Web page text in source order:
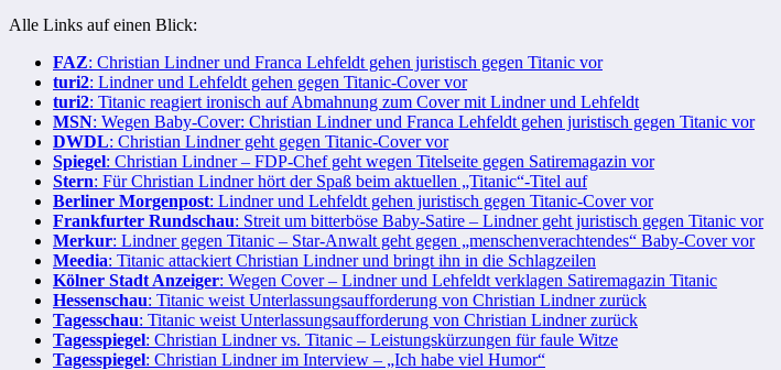
Alle Links auf einen Blick:
FAZ: Christian Lindner und Franca Lehfeldt gehen juristisch gegen Titanic vor
turi2: Lindner und Lehfeldt gehen gegen Titanic-Cover vor
turi2: Titanic reagiert ironisch auf Abmahnung zum Cover mit Lindner und Lehfeldt
MSN: Wegen Baby-Cover: Christian Lindner und Franca Lehfeldt gehen juristisch gegen Titanic vor
DWDL: Christian Lindner geht gegen Titanic-Cover vor
Spiegel: Christian Lindner – FDP-Chef geht wegen Titelseite gegen Satiremagazin vor
Stern: Für Christian Lindner hört der Spaß beim aktuellen „Titanic“-Titel auf
Berliner Morgenpost: Lindner und Lehfeldt gehen juristisch gegen Titanic-Cover vor
Frankfurter Rundschau: Streit um bitterböse Baby-Satire – Lindner geht juristisch gegen Titanic vor
Merkur: Lindner gegen Titanic – Star-Anwalt geht gegen „menschenverachtendes“ Baby-Cover vor
Meedia: Titanic attackiert Christian Lindner und bringt ihn in die Schlagzeilen
Kölner Stadt Anzeiger: Wegen Cover – Lindner und Lehfeldt verklagen Satiremagazin Titanic
Hessenschau: Titanic weist Unterlassungsaufforderung von Christian Lindner zurück
Tagesschau: Titanic weist Unterlassungsaufforderung von Christian Lindner zurück
Tagesspiegel: Christian Lindner vs. Titanic – Leistungskürzungen für faule Witze
Tagesspiegel: Christian Lindner im Interview – „Ich habe viel Humor“